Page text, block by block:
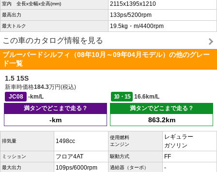
室内 全長x全幅x全高(mm) 2115x1395x1210
最高出力 133ps/5200rpm
最大トルク 19.5kg・m/4400rpm
この車のカタログ情報を見る
ブルーバードシルフィ（08年10月～09年04月モデル）の他のグレー
ド一覧
1.5 15S
新車時価格184.3万円(税込)
JC08
-km/L 10・15
16.6km/L
満タンでどこまで走る？
-km
満タンでどこまで走る？
863.2km
排気量 1498cc
使用燃料
エンジン
レギュラー
ガソリン
ミッション フロア4AT 駆動方式 FF
最大出力 109ps/6000rpm 過給器（ターボ） -